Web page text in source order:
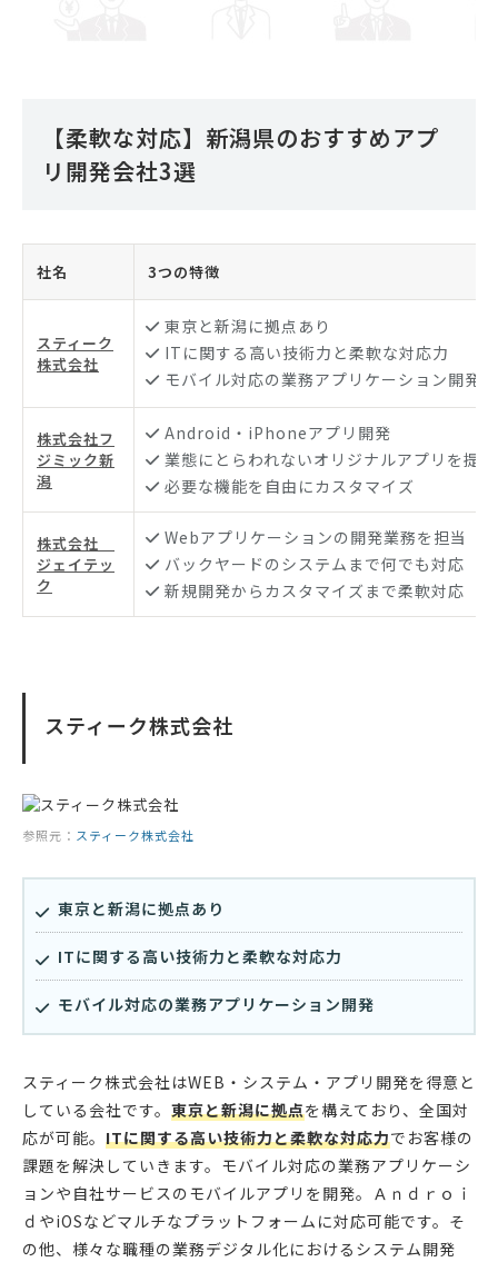
【柔軟な対応】新潟県のおすすめアプ
リ開発会社3選
社名 3つの特徴
スティーク
株式会社
東京と新潟に拠点あり
ITに関する高い技術力と柔軟な対応力
モバイル対応の業務アプリケーション開発
株式会社フ
ジミック新
潟
Android・iPhoneアプリ開発
業態にとらわれないオリジナルアプリを提供
必要な機能を自由にカスタマイズ
株式会社
ジェイテッ
ク
Webアプリケーションの開発業務を担当
バックヤードのシステムまで何でも対応
新規開発からカスタマイズまで柔軟対応
スティーク株式会社
参照元： スティーク株式会社
東京と新潟に拠点あり
ITに関する高い技術力と柔軟な対応力
モバイル対応の業務アプリケーション開発
スティーク株式会社はWEB・システム・アプリ開発を得意と
している会社です。 東京と新潟に拠点を構えており、全国対
応が可能。 ITに関する高い技術力と柔軟な対応力でお客様の
課題を解決していきます。モバイル対応の業務アプリケーシ
ョンや自社サービスのモバイルアプリを開発。Ａｎｄｒｏｉ
ｄやiOSなどマルチなプラットフォームに対応可能です。そ
の他、様々な職種の業務デジタル化におけるシステム開発